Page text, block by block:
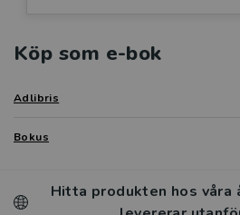
Köp som e-bok
Adlibris
Bokus
Hitta produkten hos våra